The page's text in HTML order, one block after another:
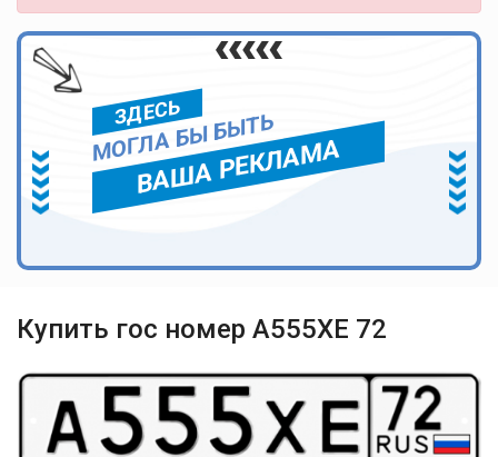
ЗДЕСЬ
МОГЛА БЫ БЫТЬ
ВАША РЕКЛАМА
Купить гос номер А555ХЕ 72